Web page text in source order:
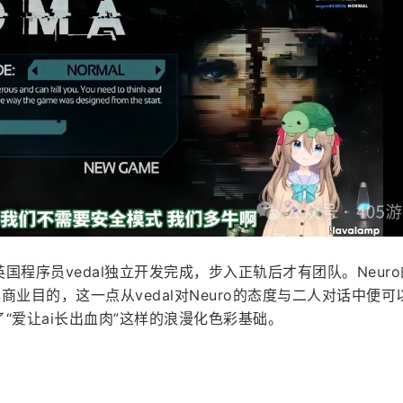
程序员vedal独立开发完成，步入正轨后才有团队。
业目的，这一点从vedal对Neuro的态度与二人对话中便可
让ai长出血肉”这样的浪漫化色彩基础。